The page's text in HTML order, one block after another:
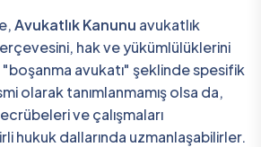
Avukatlık Kanunu avukatlık
hak ve yükümlülüklerini
avukatı" şeklinde spesifik
olarak tanımlanmamış olsa da,
ve çalışmaları
hukuk dallarında uzmanlaşabilirler.